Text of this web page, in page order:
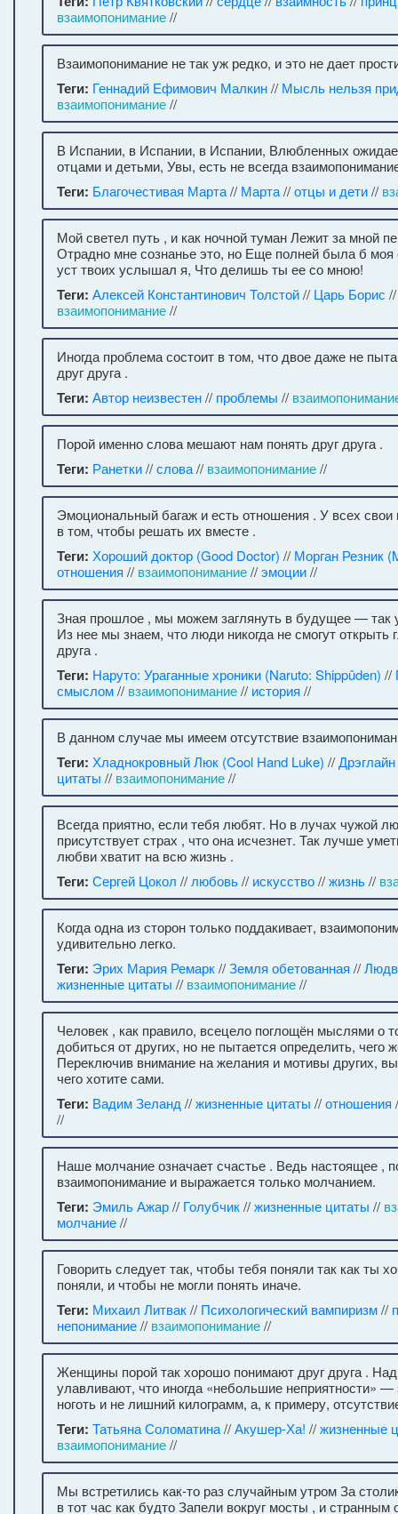
взаимопонимание//
Взаимопонимание не так уж редко, и это не дает
Теги: Геннадий Ефимович Малкин// Мысль нельзя
взаимопонимание//
В Испании, в Испании, в Испании, Влюбленных
отцами и детьми, Увы, есть не всегда
Теги: Благочестивая Марта// Марта//отцы и дети//
Мой светел путь , и как ночной туман Лежит за мной
Отрадно мне сознанье это, но Еще полней была б моя
уст твоих услышал я, Что делишь ты ее со мною!
Теги: Алексей Константинович Толстой// Царь Борис
взаимопонимание//
Иногда проблема состоит в том, что двое даже не
друг друга .
Теги: Автор неизвестен// проблемы //
Порой именно слова мешают нам понять друг друга .
Теги: Ранетки//слова// взаимопонимание//
Эмоциональный багаж и есть отношения . У всех
в том, чтобы решать их вместе .
Теги: Хороший доктор (Good Doctor) // Морган Резник
отношения // взаимопонимание//эмоции//
Зная прошлое , мы можем заглянуть в будущее — так
Из нее мы знаем, что люди никогда не смогут открыть
друга .
Теги: Наруто: Ураганные хроники (Naruto: Shippûden) //
смыслом// взаимопонимание// история //
В данном случае мы имеем отсутствие
Теги: Хладнокровный Люк (Cool Hand Luke) //Дрэглайн
цитаты // взаимопонимание//
Всегда приятно, если тебя любят. Но в лучах чужой
присутствует страх , что она исчезнет. Так лучше
любви хватит на всю жизнь .
Теги: Сергей Цокол // любовь// искусство//жизнь//
Когда одна из сторон только поддакивает,
удивительно легко.
Теги: Эрих Мария Ремарк//Земля обетованная //
жизненные цитаты // взаимопонимание//
Человек , как правило, всецело поглощён мыслями о
добиться от других, но не пытается определить, чего
Переключив внимание на желания и мотивы других, вы
чего хотите сами.
Теги: Вадим Зеланд //жизненные цитаты //отношения
//
Наше молчание означает счастье . Ведь настоящее ,
взаимопонимание и выражается только молчанием.
Теги: Эмиль Ажар// Голубчик//жизненные цитаты //
молчание//
Говорить следует так, чтобы тебя поняли так как ты
поняли, и чтобы не могли понять иначе.
Теги: Михаил Литвак// Психологический вампиризм//
непонимание// взаимопонимание//
Женщины порой так хорошо понимают друг друга .
улавливают, что иногда «небольшие неприятности»
ноготь и не лишний килограмм, а, к примеру,
Теги: Татьяна Соломатина//Акушер-Ха! //жизненные
взаимопонимание//
Мы встретились как-то раз случайным утром За
в тот час как будто Запели вокруг мосты , и